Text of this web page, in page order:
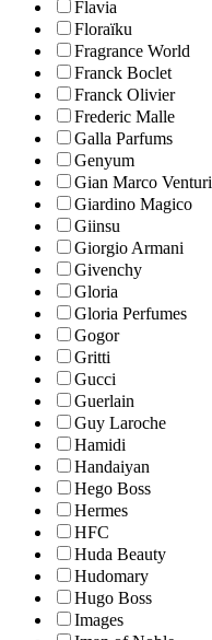
Flavia
Floraïku
Fragrance World
Franck Boclet
Franck Olivier
Frederic Malle
Galla Parfums
Genyum
Gian Marco Venturi
Giardino Magico
Giinsu
Giorgio Armani
Givenchy
Gloria
Gloria Perfumes
Gogor
Gritti
Gucci
Guerlain
Guy Laroche
Hamidi
Handaiyan
Hego Boss
Hermes
HFC
Huda Beauty
Hudomary
Hugo Boss
Images